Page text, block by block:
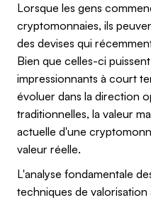
Lorsque les gens
cryptomonnaies, ils
des devises qui
Bien que celles-ci
impressionnants à court
évoluer dans la direction
traditionnelles, la valeur
actuelle d'une
valeur réelle.
L'analyse fondamentale
techniques de